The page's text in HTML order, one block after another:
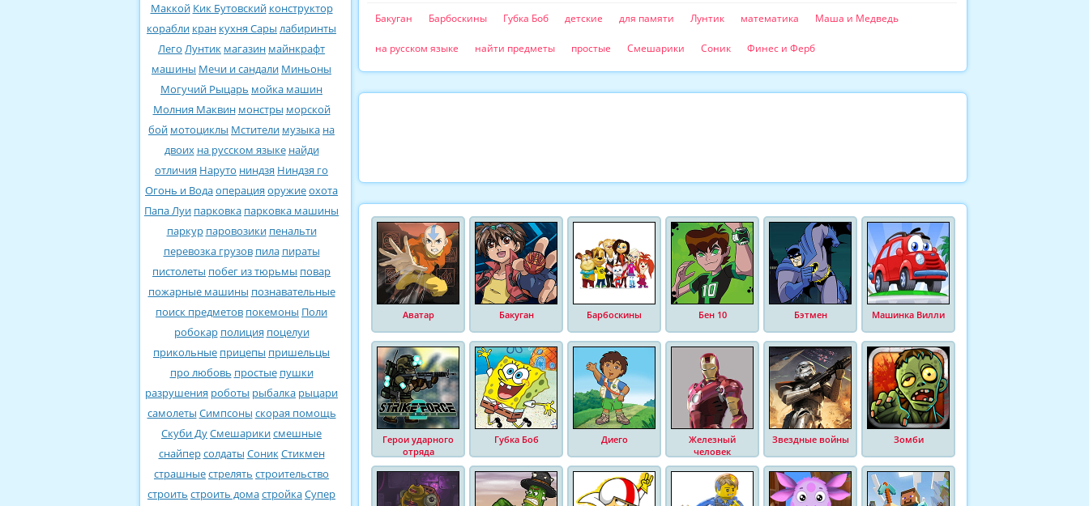
Маккой Кик Бутовский конструктор
корабли кран кухня Сары лабиринты
Лего Лунтик магазин майнкрафт
машины Мечи и сандали Миньоны
Могучий Рыцарь мойка машин
Молния Маквин монстры морской
бой мотоциклы Мстители музыка на
двоих на русском языке найди
отличия Наруто ниндзя Ниндзя го
Огонь и Водаоперация оружиеохота
Папа Луи парковка парковка машины
паркур паровозики пенальти
перевозка грузов пила пираты
пистолеты побег из тюрьмы повар
пожарные машины познавательные
поиск предметов покемоны Поли
робокар полиция поцелуи
прикольные прицепы пришельцы
про любовь простые пушки
разрушения роботы рыбалка рыцари
самолеты Симпсоны скорая помощь
Скуби ДуСмешарикисмешные
снайперсолдаты СоникСтикмен
страшныестрелять строительство
строить строить домастройкаСупер
Бакуган Барбоскины Губка Боб детские для памяти Лунтик математика Маша и Медведь
на русском языке найти предметы простые Смешарики Соник Финес и Ферб
Аватар Бакуган Барбоскины Бен 10 Бэтмен Машинка Вилли
Герои ударного
отряда
Губка Боб Диего
Железный
человек
Звездные войны Зомби